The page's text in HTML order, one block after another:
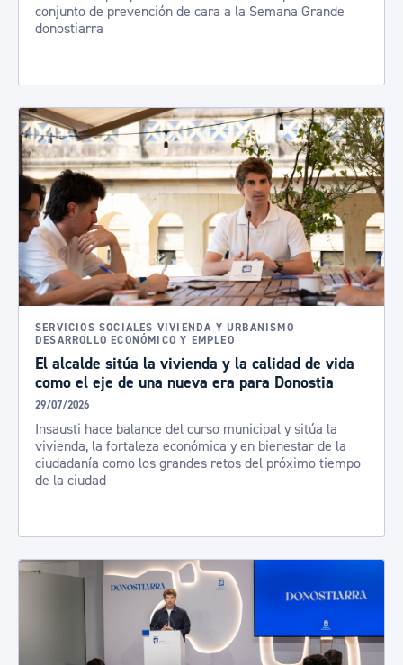
conjunto de prevención de cara a la Semana Grande
donostiarra
SERVICIOS SOCIALES VIVIENDA Y URBANISMO
DESARROLLO ECONÓMICO Y EMPLEO
El alcalde sitúa la vivienda y la calidad de vida
como el eje de una nueva era para Donostia
29/07/2026
Insausti hace balance del curso municipal y sitúa la
vivienda, la fortaleza económica y en bienestar de la
ciudadanía como los grandes retos del próximo tiempo
de la ciudad